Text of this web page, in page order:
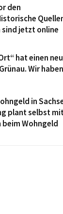
den
jetzt online
hat einen
Wir haben
in
plant selbst
Wohngeld